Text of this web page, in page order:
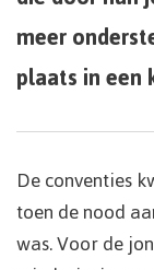
meer
plaats in een
De conventies
toen de nood
was. Voor de